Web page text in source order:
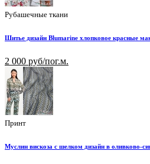
Рубашечные ткани
Шитье дизайн Blumarine хлопковое красные
2 000 руб/пог.м.
Принт
Муслин вискоза с шелком дизайн в оливково-